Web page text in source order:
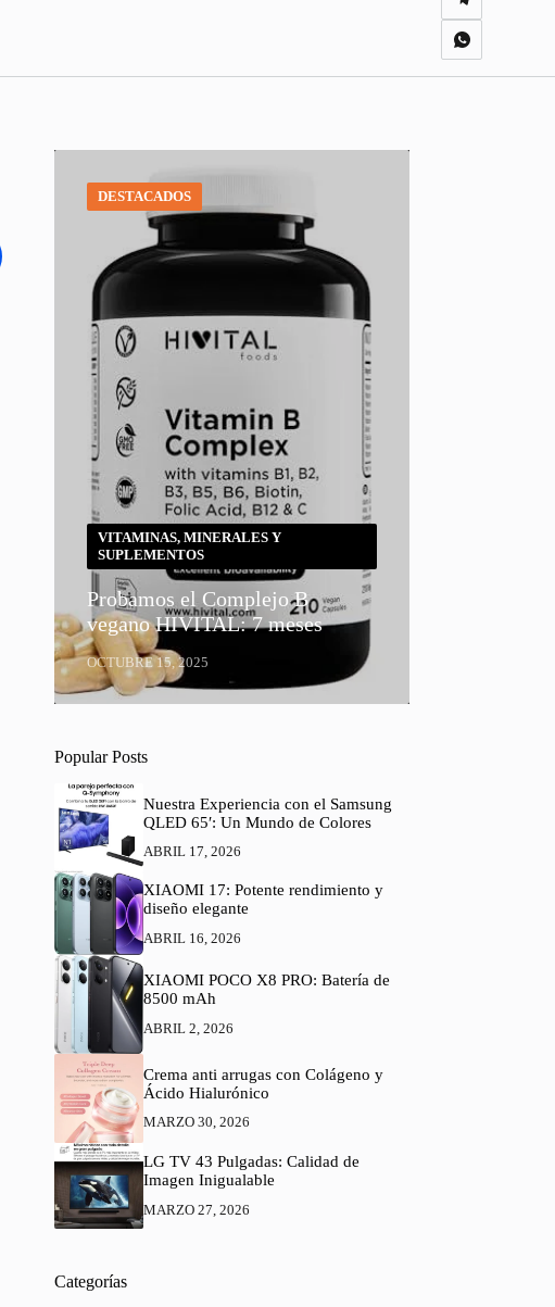
DESTACADOS
VITAMINAS, MINERALES Y
SUPLEMENTOS
Probamos el Complejo B
vegano HIVITAL: 7 meses
OCTUBRE 15, 2025
Popular Posts
Nuestra Experiencia con el Samsung
QLED 65′: Un Mundo de Colores
ABRIL 17, 2026
XIAOMI 17: Potente rendimiento y
diseño elegante
ABRIL 16, 2026
XIAOMI POCO X8 PRO: Batería de
8500 mAh
ABRIL 2, 2026
Crema anti arrugas con Colágeno y
Ácido Hialurónico
MARZO 30, 2026
LG TV 43 Pulgadas: Calidad de
Imagen Inigualable
MARZO 27, 2026
Categorías